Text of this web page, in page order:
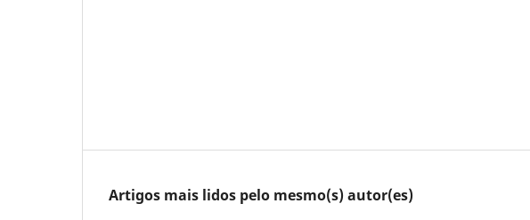
Artigos mais lidos pelo mesmo(s) autor(es)